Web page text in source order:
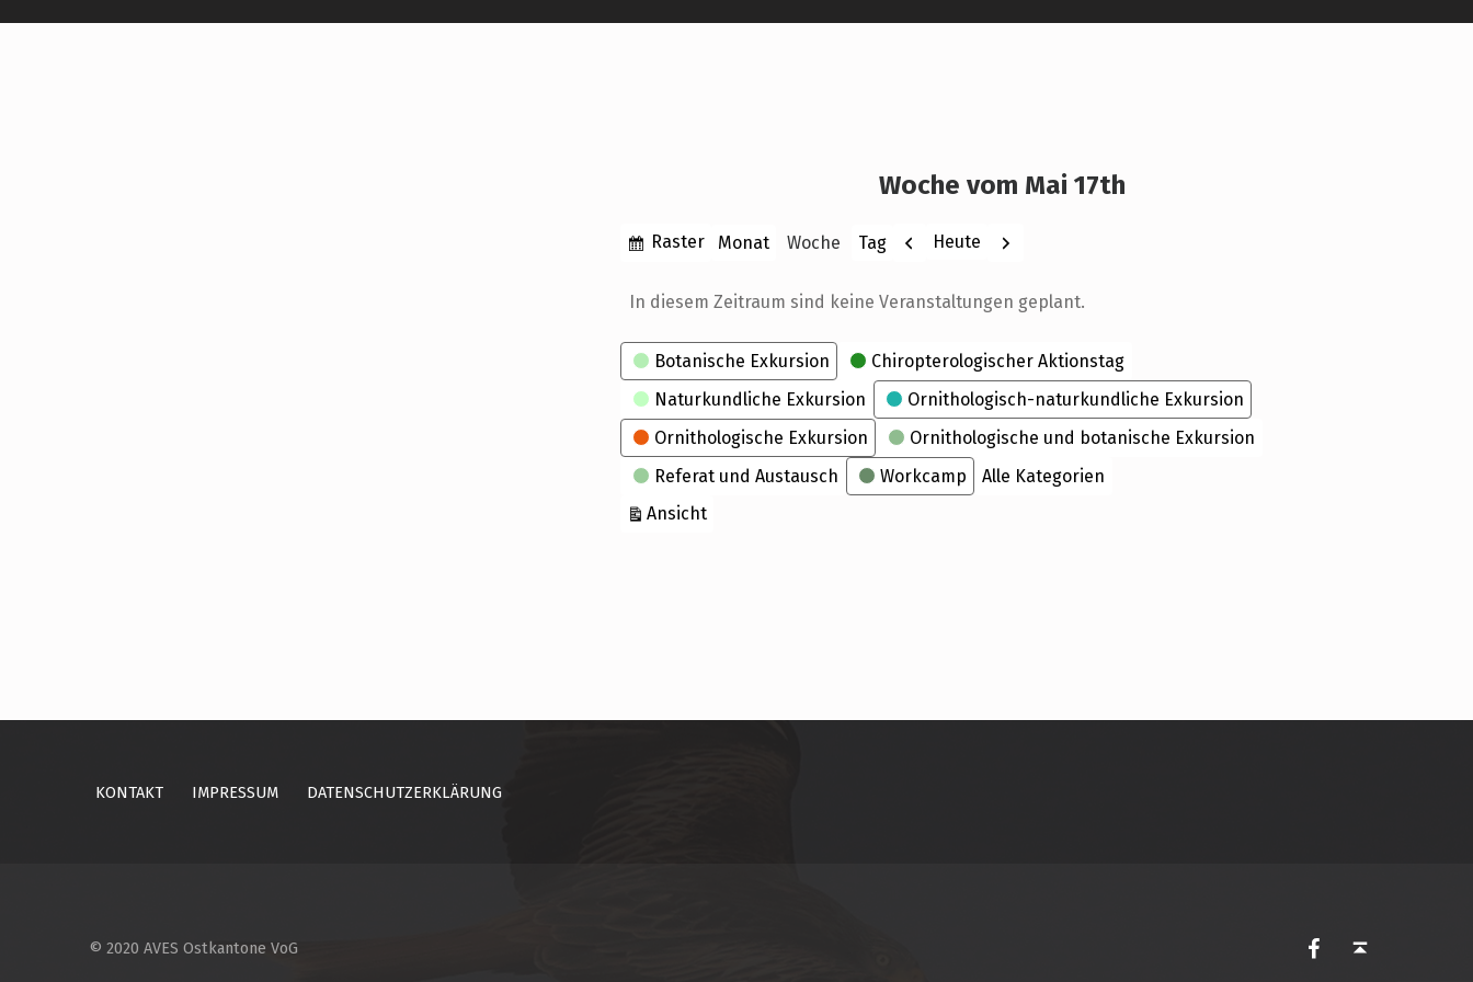
Woche vom Mai 17th
Anzeigen
Raster Monat Woche Tag Zurück
Heute Weiter
In diesem Zeitraum sind keine Veranstaltungen geplant.
Kategorien
Botanische Exkursion
Chiropterologischer Aktionstag
Naturkundliche Exkursion
Ornithologisch-naturkundliche Exkursion
Ornithologische Exkursion
Ornithologische und botanische Exkursion
Referat und Austausch
Workcamp
Alle Kategorien
Ansichtausdrucken
KONTAKT IMPRESSUM DATENSCHUTZERKLÄRUNG
© 2020 AVES Ostkantone VoG
AVES Ostkantone bei Facebook